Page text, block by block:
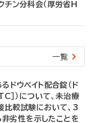
ン分科会（厚労省H
一覧
ドウベイト配合錠（ド
］）について、未治療
比較試験において、3
劣性を示したことを